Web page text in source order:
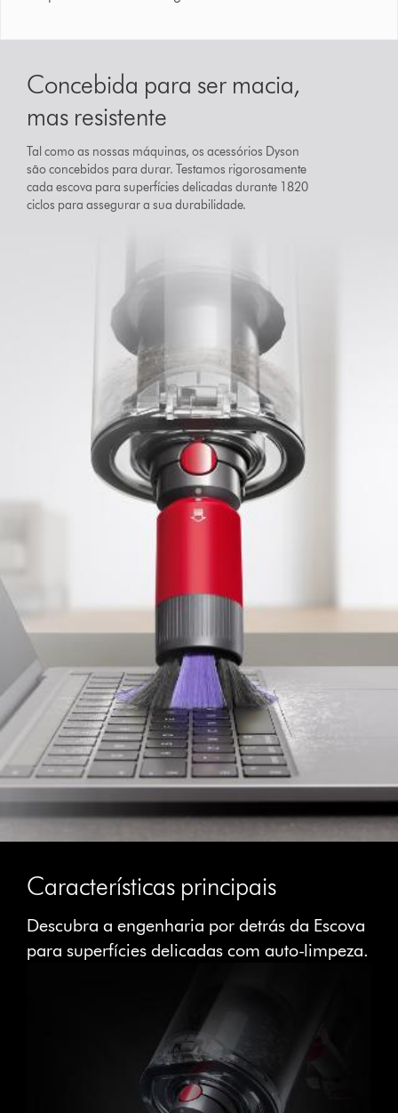
Concebida para ser macia,
mas resistente
Tal como as nossas máquinas, os acessórios Dyson
são concebidos para durar. Testamos rigorosamente
cada escova para superfícies delicadas durante 1820
ciclos para assegurar a sua durabilidade.
Características principais
Descubra a engenharia por detrás da Escova
para superfícies delicadas com auto-limpeza.